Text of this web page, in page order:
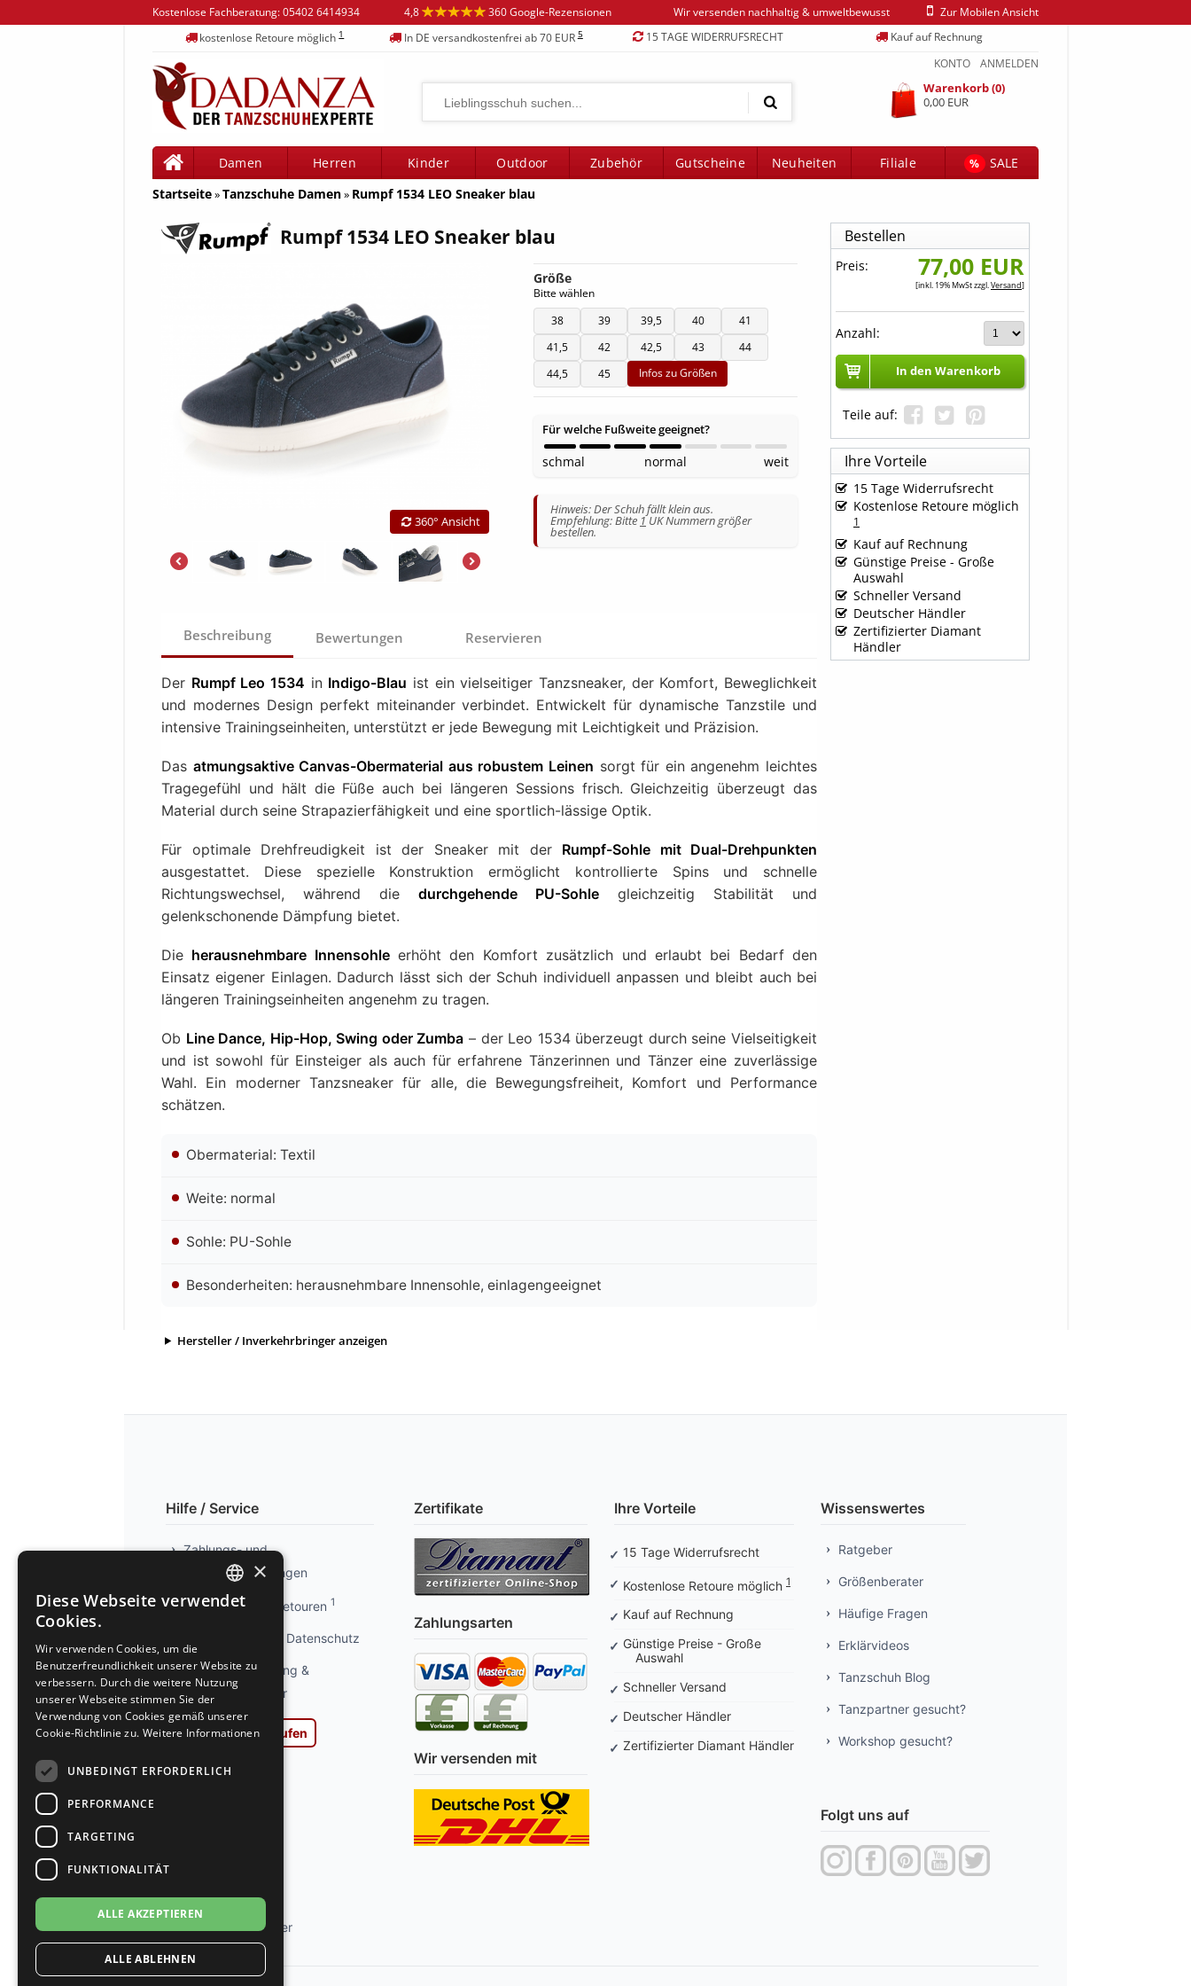
4,8 360 Google-Rezensionen Wir versenden nachhaltig & umweltbewusst
Kostenlose Fachberatung:05402 6414934
Zur Mobilen Ansicht
kostenlose Retoure möglich1 In DE versandkostenfrei ab 70 EUR5 15 TAGE WIDERRUFSRECHT
Kauf auf Rechnung
ANMELDEN
KONTO
Warenkorb (0)
0,00 EUR
Damen Herren Kinder Outdoor Zubehör Gutscheine Neuheiten Filiale %
SALE
Startseite»Tanzschuhe Damen» Rumpf 1534 LEO Sneaker blau
Rumpf 1534 LEO Sneaker blau
360° Ansicht
Größe
Bitte wählen
38
39 39,5 40
41
41,5
42 42,5 43
44
44,5
45 Infos zu Größen
Für welche Fußweite geeignet?
schmal normal weit
Hinweis: Der Schuh fällt klein aus.
Empfehlung: Bitte 1UK Nummern größer
bestellen.
Beschreibung Bewertungen Reservieren
Der Rumpf Leo 1534 in Indigo-Blau ist ein vielseitiger Tanzsneaker, der Komfort, Beweglichkeit
und modernes Design perfekt miteinander verbindet. Entwickelt für dynamische Tanzstile und
intensive Trainingseinheiten, unterstützt er jede Bewegung mit Leichtigkeit und Präzision.
Das atmungsaktive Canvas-Obermaterial aus robustem Leinen sorgt für ein angenehm leichtes
Tragegefühl und hält die Füße auch bei längeren Sessions frisch. Gleichzeitig überzeugt das
Material durch seine Strapazierfähigkeit und eine sportlich-lässige Optik.
Für optimale Drehfreudigkeit ist der Sneaker mit der Rumpf-Sohle mit Dual-Drehpunkten
ausgestattet. Diese spezielle Konstruktion ermöglicht kontrollierte Spins und schnelle
Richtungswechsel, während die durchgehende PU-Sohle gleichzeitig Stabilität und
gelenkschonende Dämpfung bietet.
Die herausnehmbare Innensohleerhöht den Komfort zusätzlich und erlaubt bei Bedarf den
Einsatz eigener Einlagen. Dadurch lässt sich der Schuh individuell anpassen und bleibt auch bei
längeren Trainingseinheiten angenehm zu tragen.
Ob Line Dance, Hip-Hop, Swing oder Zumba – der Leo 1534 überzeugt durch seine Vielseitigkeit
und ist sowohl für Einsteiger als auch für erfahrene Tänzerinnen und Tänzer eine zuverlässige
Wahl. Ein moderner Tanzsneaker für alle, die Bewegungsfreiheit, Komfort und Performance
schätzen.
Obermaterial: Textil
Weite: normal
Sohle: PU-Sohle
Besonderheiten: herausnehmbare Innensohle, einlagengeeignet
Hersteller / Inverkehrbringer anzeigen
Bestellen
Preis: 77,00 EUR
[inkl. 19% MwSt zzgl.Versand]
Anzahl:
In den Warenkorb
Teile auf:
Ihre Vorteile
15 Tage Widerrufsrecht
Kostenlose Retoure möglich
1
Kauf auf Rechnung
Günstige Preise - Große
Auswahl
Schneller Versand
Deutscher Händler
Zertifizierter Diamant
Händler
Hilfe / Service
Zahlungs- und
Versandbedingungen
Info kostenlose Retouren 1
Privatsphäre und Datenschutz
Widerrufsbelehrung &
Widerrufsformular
Vertrag widerrufen
AGB
Jobs
Tanzschuh Berater
Zertifikate
Zahlungsarten
Wir versenden mit
Ihre Vorteile
15 Tage Widerrufsrecht
Kostenlose Retoure möglich 1
Kauf auf Rechnung
Günstige Preise - Große
Auswahl
Schneller Versand
Deutscher Händler
Zertifizierter Diamant Händler
Wissenswertes
Ratgeber
Größenberater
Häufige Fragen
Erklärvideos
Tanzschuh Blog
Tanzpartner gesucht?
Workshop gesucht?
Folgt uns auf
GERMAN
×
Diese Webseite verwendet
Cookies.
Wir verwenden Cookies, um die
Benutzerfreundlichkeit unserer Website zu
verbessern. Durch die weitere Nutzung
unserer Webseite stimmen Sie der
Verwendung von Cookies gemäß unserer
Cookie-Richtlinie zu. Weitere Informationen
UNBEDINGT ERFORDERLICH
PERFORMANCE
TARGETING
FUNKTIONALITÄT
ALLE AKZEPTIEREN
ALLE ABLEHNEN